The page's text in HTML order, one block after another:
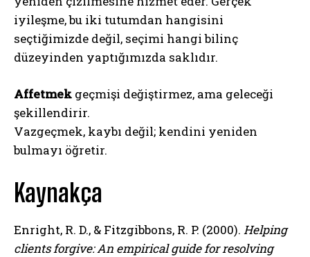
ABONE OL
Gizlilik politikasını okudum, onaylıyorum.
iyileşme, bu iki tutumdan hangisini
seçtiğimizde değil, seçimi hangi bilinç
düzeyinden yaptığımızda saklıdır.
Affetmek geçmişi değiştirmez, ama geleceği
şekillendirir.
Vazgeçmek, kaybı değil; kendini yeniden
bulmayı öğretir.
Kaynakça
Enright, R. D., & Fitzgibbons, R. P. (2000). Helping
clients forgive: An empirical guide for resolving